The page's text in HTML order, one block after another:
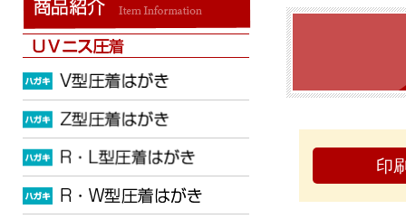
印